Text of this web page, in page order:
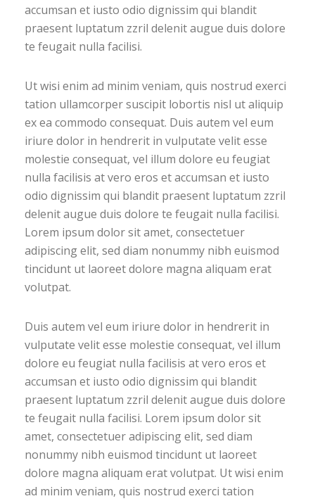
accumsan et iusto odio dignissim qui blandit
praesent luptatum zzril delenit augue duis dolore
te feugait nulla facilisi.
Ut wisi enim ad minim veniam, quis nostrud exerci
tation ullamcorper suscipit lobortis nisl ut aliquip
ex ea commodo consequat. Duis autem vel eum
iriure dolor in hendrerit in vulputate velit esse
molestie consequat, vel illum dolore eu feugiat
nulla facilisis at vero eros et accumsan et iusto
odio dignissim qui blandit praesent luptatum zzril
delenit augue duis dolore te feugait nulla facilisi.
Lorem ipsum dolor sit amet, consectetuer
adipiscing elit, sed diam nonummy nibh euismod
tincidunt ut laoreet dolore magna aliquam erat
volutpat.
Duis autem vel eum iriure dolor in hendrerit in
vulputate velit esse molestie consequat, vel illum
dolore eu feugiat nulla facilisis at vero eros et
accumsan et iusto odio dignissim qui blandit
praesent luptatum zzril delenit augue duis dolore
te feugait nulla facilisi. Lorem ipsum dolor sit
amet, consectetuer adipiscing elit, sed diam
nonummy nibh euismod tincidunt ut laoreet
dolore magna aliquam erat volutpat. Ut wisi enim
ad minim veniam, quis nostrud exerci tation